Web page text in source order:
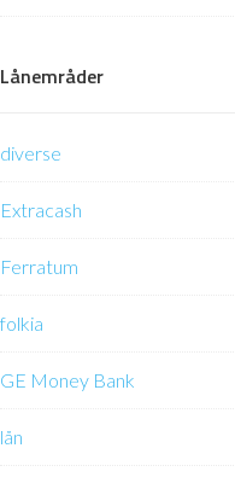
Lånemråder
diverse
Extracash
Ferratum
folkia
GE Money Bank
lån